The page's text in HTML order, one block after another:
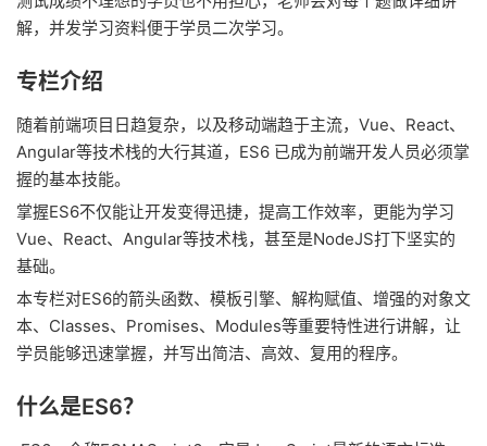
解，并发学习资料便于学员二次学习。
专栏介绍
随着前端项目日趋复杂，以及移动端趋于主流，Vue、React、
Angular等技术栈的大行其道，ES6 已成为前端开发人员必须掌
握的基本技能。
掌握ES6不仅能让开发变得迅捷，提高工作效率，更能为学习
Vue、React、Angular等技术栈，甚至是NodeJS打下坚实的
基础。
本专栏对ES6的箭头函数、模板引擎、解构赋值、增强的对象文
本、Classes、Promises、Modules等重要特性进行讲解，让
学员能够迅速掌握，并写出简洁、高效、复用的程序。
什么是ES6？